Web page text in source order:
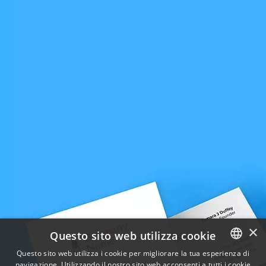
×
Questo sito web utilizza cookie
Questo sito web utilizza i cookie per migliorare la tua esperienza di